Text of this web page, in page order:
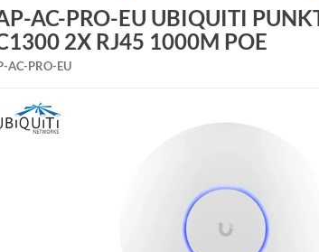
AC-PRO-EU UBIQUITI
2X RJ45 1000M POE
AC-PRO-EU